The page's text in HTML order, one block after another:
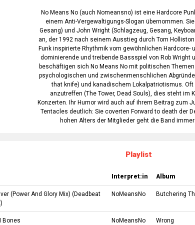
No Means No (auch Nomeansno) ist eine Hardcore
einem Anti-Vergewaltigungs-Slogan übernommen.
Gesang) und John Wright (Schlagzeug, Gesang,
an, der 1992 nach seinem Ausstieg durch Tom
Funk inspirierte Rhythmik vom gewöhnlichen Hardcore-
dominierende und treibende Bassspiel von Rob Wright
beschäftigen sich No Means No mit politischen
psychologischen und zwischenmenschlichen
that knife) und kanadischem Lokalpatriotismus.
anzutreffen (The Tower, Dead Souls), dies steht
Konzerten. Ihr Humor wird auch auf ihrem Beitrag zum
Tentacles deutlich: Sie coverten Forward to death der
hohen Alters der Mitglieder geht die Band
Playlist
Interpret:in Album
(Power And Glory Mix) (Deadbeat
NoMeansNo Butchering
Bones NoMeansNo Wrong